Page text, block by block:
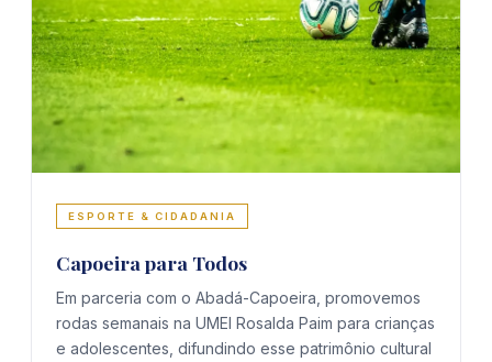
ESPORTE & CIDADANIA
Capoeira para Todos
Em parceria com o Abadá-Capoeira, promovemos
rodas semanais na UMEI Rosalda Paim para crianças
e adolescentes, difundindo esse patrimônio cultural